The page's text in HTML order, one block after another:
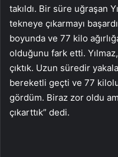
takıldı. Bir süre uğraşan
tekneye çıkarmayı
boyunda ve 77 kilo
olduğunu fark etti.
çıktık. Uzun süredir
bereketli geçti ve 77 kiloluk
gördüm. Biraz zor oldu
çıkarttık” dedi.